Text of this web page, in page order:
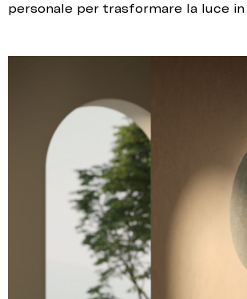
personale per trasformare la luce in